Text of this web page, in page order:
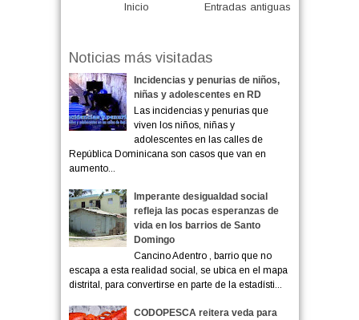
Entradas antiguas
Inicio
Noticias más visitadas
Incidencias y penurias de niños,
niñas y adolescentes en RD
Las incidencias y penurias que
viven los niños, niñas y
adolescentes en las calles de
República Dominicana son casos que van en
aumento...
Imperante desigualdad social
refleja las pocas esperanzas de
vida en los barrios de Santo
Domingo
Cancino Adentro , barrio que no
escapa a esta realidad social, se ubica en el mapa
distrital, para convertirse en parte de la estadísti...
CODOPESCA reitera veda para